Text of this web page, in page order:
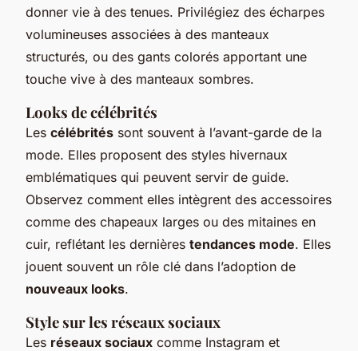
donner vie à des tenues. Privilégiez des écharpes
volumineuses associées à des manteaux
structurés, ou des gants colorés apportant une
touche vive à des manteaux sombres.
Looks de célébrités
Les célébrités sont souvent à l’avant-garde de la
mode. Elles proposent des styles hivernaux
emblématiques qui peuvent servir de guide.
Observez comment elles intègrent des accessoires
comme des chapeaux larges ou des mitaines en
cuir, reflétant les dernières tendances mode. Elles
jouent souvent un rôle clé dans l’adoption de
nouveaux looks.
Style sur les réseaux sociaux
Les réseaux sociaux comme Instagram et